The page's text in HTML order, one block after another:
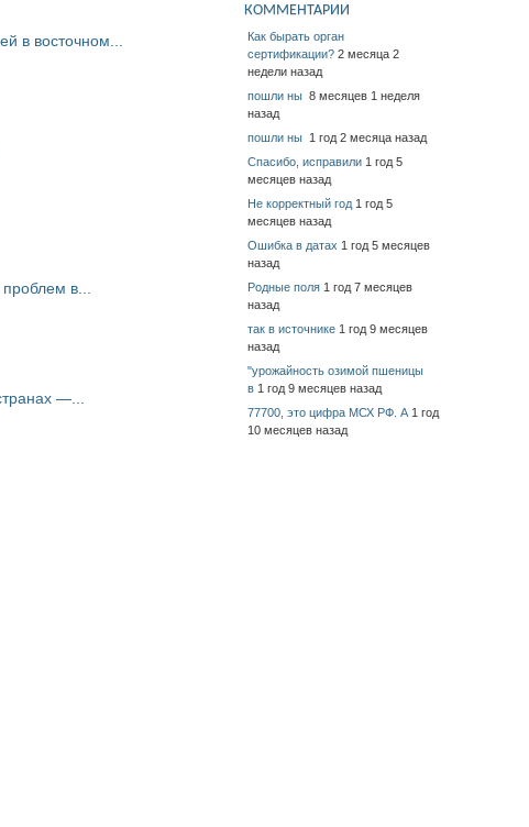
в восточном...
в...
—...
КОММЕНТАРИИ
Как бырать орган
сертификации? 2 месяца 2
недели назад
пошли ны 8 месяцев 1 неделя
назад
пошли ны 1 год 2 месяца назад
Спасибо, исправили 1 год 5
месяцев назад
Не корректный год 1 год 5
месяцев назад
Ошибка в датах 1 год 5 месяцев
назад
Родные поля 1 год 7 месяцев
назад
так в источнике 1 год 9 месяцев
назад
"урожайность озимой пшеницы
в 1 год 9 месяцев назад
77700, это цифра МСХ РФ. А 1 год
10 месяцев назад